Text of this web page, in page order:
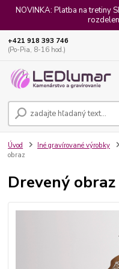
NOVINKA: Platba na tretiny
+421 918 393 746
(Po-Pia, 8-16 hod.)
Úvod Iné gravírované výrobky
obraz
Drevený obraz